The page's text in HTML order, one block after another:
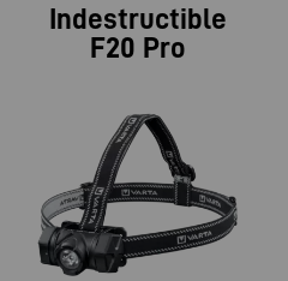
Indestructible
F20 Pro